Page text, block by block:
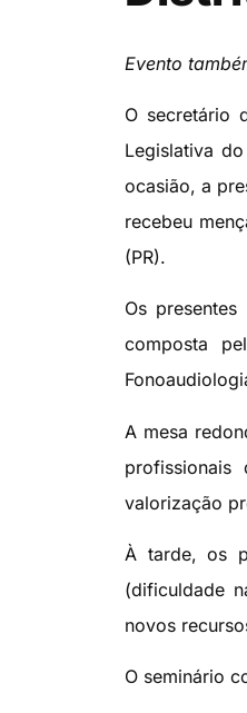
Evento
O secretário
Legislativa
ocasião, a
recebeu
(PR).
Os
composta
A mesa
valorização
À tarde, os
(dificuldade
novos
O seminário